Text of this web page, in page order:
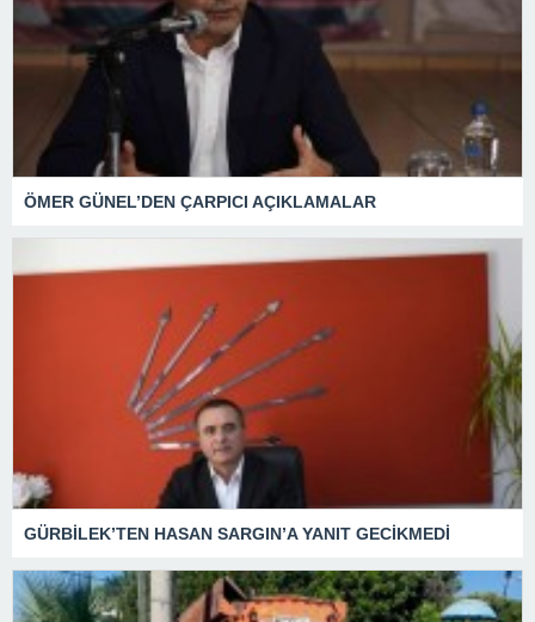
ÖMER GÜNEL’DEN ÇARPICI AÇIKLAMALAR
GÜRBİLEK’TEN HASAN SARGIN’A YANIT GECİKMEDİ